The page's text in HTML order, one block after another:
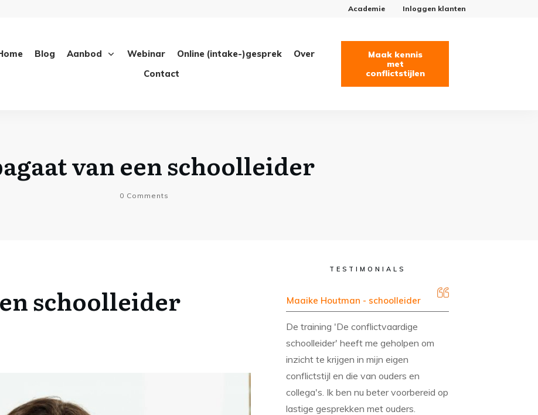
Academie Inloggen klanten
Blog Aanbod Webinar Online (intake-)gesprek
Over
Contact
Maak kennis
met
conflictstijlen
van een schoolleider
0 Comments
schoolleider
TESTIMONIALS
Maaike Houtman - schoolleider
De training 'De conflictvaardige
schoolleider' heeft me geholpen om
inzicht te krijgen in mijn eigen
conflictstijl en die van ouders en
collega's. Ik ben nu beter voorbereid op
lastige gesprekken met ouders.